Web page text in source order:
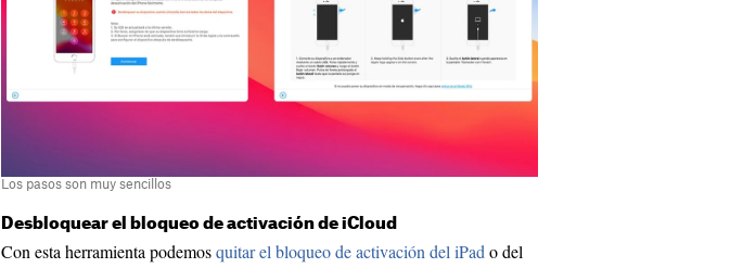
Los pasos son muy sencillos
Desbloquear el bloqueo de activación de iCloud
Con esta herramienta podemosquitar el bloqueo de activación del iPad o del